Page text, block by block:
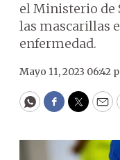
el Ministerio de
las mascarillas
enfermedad.
Mayo 11, 2023 06:42
WhatsApp
Facebook